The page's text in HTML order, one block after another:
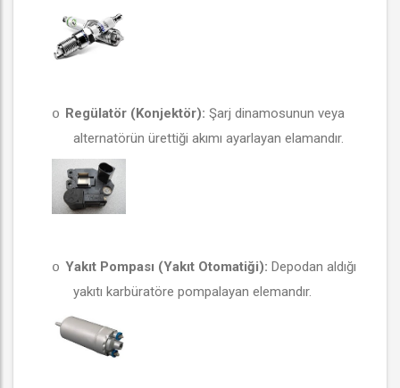
o Regülatör (Konjektör): Şarj dinamosunun veya
alternatörün ürettiği akımı ayarlayan elamandır.
o Yakıt Pompası (Yakıt Otomatiği): Depodan aldığı
yakıtı karbüratöre pompalayan elemandır.